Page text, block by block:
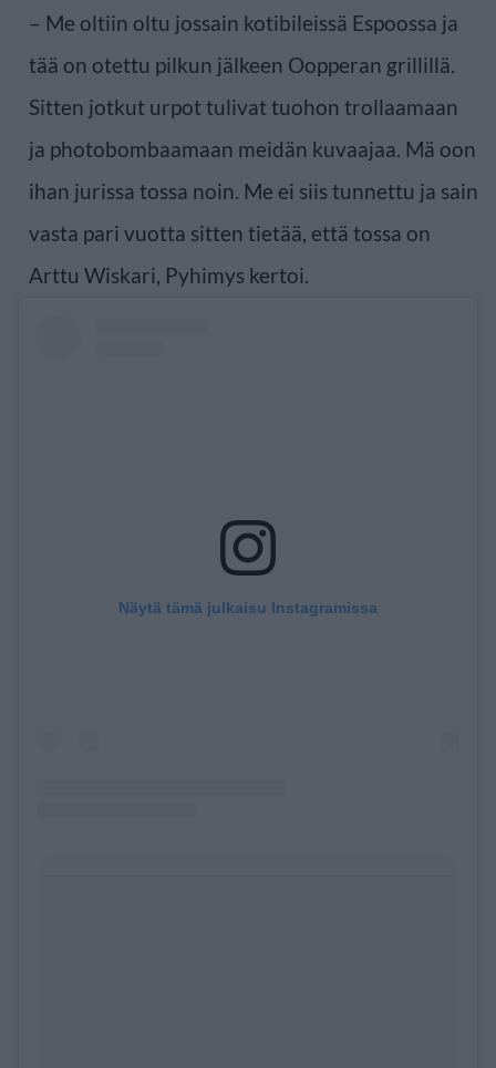
– Me oltiin oltu jossain kotibileissä Espoossa ja
tää on otettu pilkun jälkeen Oopperan grillillä.
Sitten jotkut urpot tulivat tuohon trollaamaan
ja photobombaamaan meidän kuvaajaa. Mä oon
ihan jurissa tossa noin. Me ei siis tunnettu ja sain
vasta pari vuotta sitten tietää, että tossa on
Arttu Wiskari, Pyhimys kertoi.
Näytä tämä julkaisu Instagramissa